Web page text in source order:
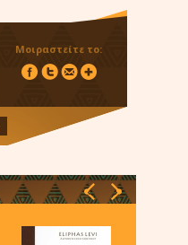
Μοιραστείτε το:
‹ ›